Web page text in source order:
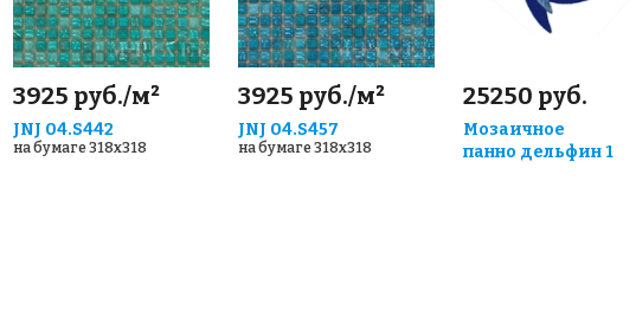
3925 руб./м²
JNJ 04.S442
на бумаге 318x318
3925 руб./м²
JNJ 04.S457
на бумаге 318x318
25250 руб.
Мозаичное
панно дельфин 1